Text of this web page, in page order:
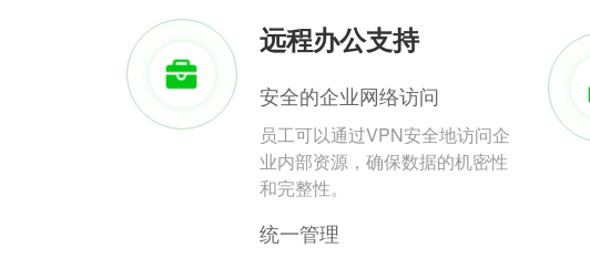
远程办公支持
安全的企业网络访问
员工可以通过VPN安全地访问企
业内部资源，确保数据的机密性
和完整性。
统一管理